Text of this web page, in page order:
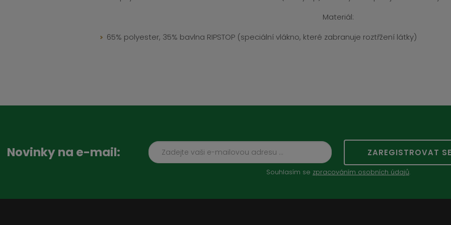
Materiál:
65% polyester, 35% bavlna RIPSTOP (speciální vlákno, které zabranuje roztřžení látky)
Novinky na e-mail: ZAREGISTROVAT
Souhlasím se zpracováním osobních údajů.